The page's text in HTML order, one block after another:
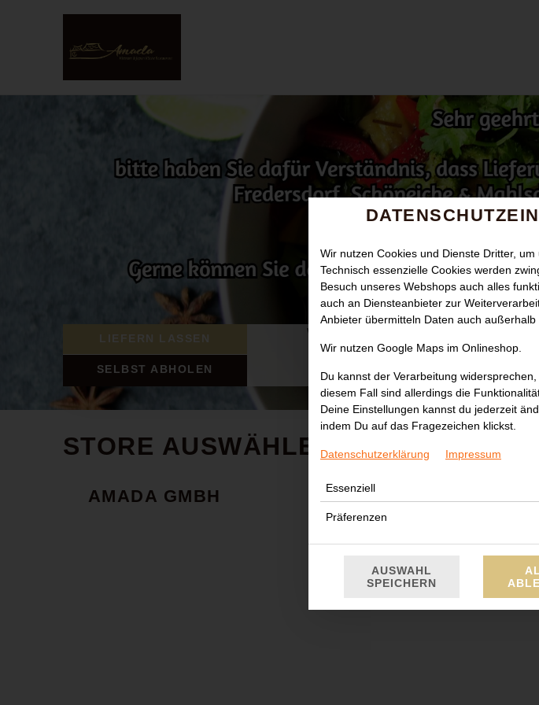
LIEFERN LASSEN
SELBST ABHOLEN
Wir benötigt Deine Zustimmung für die
STORE AUSWÄHLEN
AMADA GMBH Adresse:
Wir nutzen Cookies und Dienste Dritter,
Technisch essenzielle Cookies werden
Besuch unseres Webshops auch alles
auch an Diensteanbieter zur
Anbieter übermitteln Daten auch außerhalb
Wir nutzen Google Maps im Onlineshop.
Du kannst der Verarbeitung
diesem Fall sind allerdings die
Deine Einstellungen kannst du jederzeit
indem Du auf das Fragezeichen klickst.
Datenschutzerklärung Impressum
Essenziell
Präferenzen
AUSWAHL
SPEICHERN